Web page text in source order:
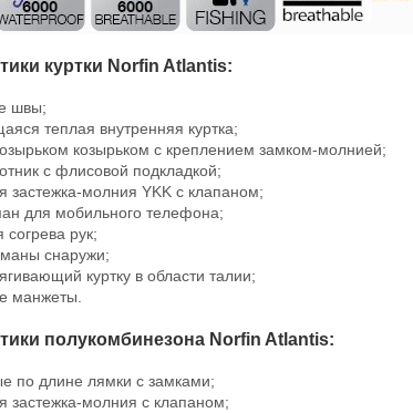
куртки Norfin Atlantis:
швы;
теплая внутренняя куртка;
козырьком с креплением замком-молнией;
с флисовой подкладкой;
застежка-молния YKK с клапаном;
для мобильного телефона;
рук;
снаружи;
куртку в области талии;
манжеты.
полукомбинезона Norfin Atlantis:
по длине лямки с замками;
застежка-молния с клапаном;